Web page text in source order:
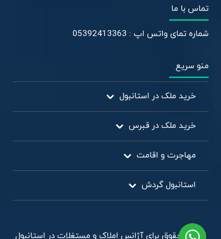
تماس با ما
شماره تمای واتس اپ : 05392413363
منو سریع
خرید ملک در استانبول
خرید ملک در قبرس
مهاجرت و اقامت
استانبول گردش
تمامی حقوق برای آژانس املاک و مستغلات در استانبول